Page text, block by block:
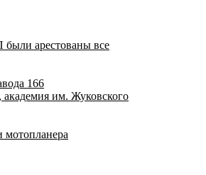
арестованы все
166
им. Жуковского
мотопланера